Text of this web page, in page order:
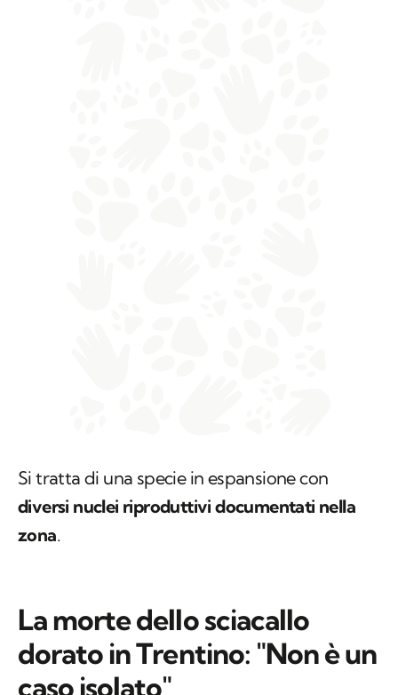
Si tratta di una specie in espansione con
diversi nuclei riproduttivi documentati nella
zona.
La morte dello sciacallo
dorato in Trentino: "Non è un
caso isolato"